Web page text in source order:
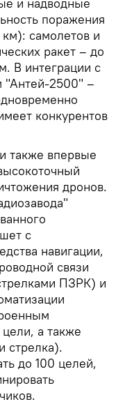
поражения
самолетов и
ракет – до
В интеграции с
"Антей-2500" –
конкурентов
также впервые
дронов.
с
навигации,
связи
ПЗРК) и
а также
стрелка).
до 100 целей,